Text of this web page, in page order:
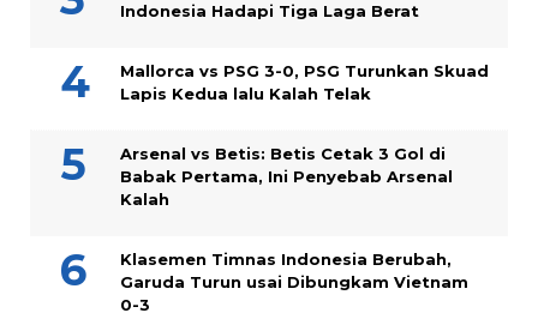
Indonesia Hadapi Tiga Laga Berat
Mallorca vs PSG 3-0, PSG Turunkan Skuad
Lapis Kedua lalu Kalah Telak
Arsenal vs Betis: Betis Cetak 3 Gol di
Babak Pertama, Ini Penyebab Arsenal
Kalah
Klasemen Timnas Indonesia Berubah,
Garuda Turun usai Dibungkam Vietnam
0-3